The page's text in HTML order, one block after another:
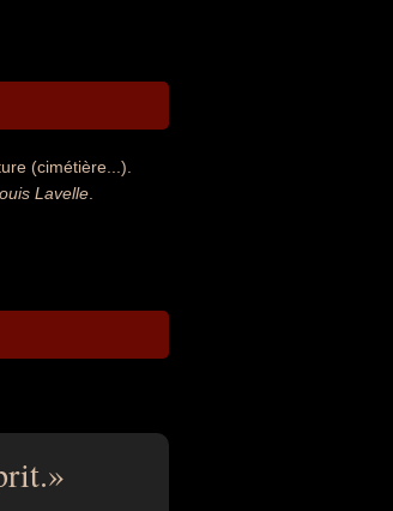
(cimétière...).
Lavelle